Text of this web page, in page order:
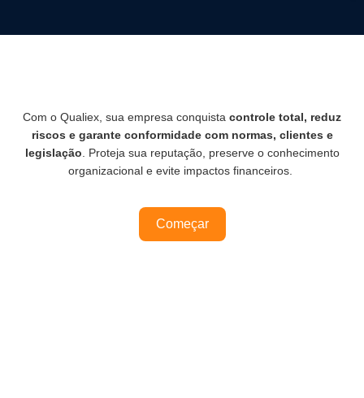
Com o Qualiex, sua empresa conquista controle total, reduz
riscos e garante conformidade com normas, clientes e
legislação . Proteja sua reputação, preserve o conhecimento
organizacional e evite impactos financeiros.
Começar